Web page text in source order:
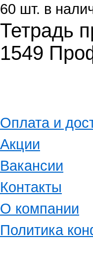
60 шт. в
Тетрадь
1549
Оплата и
Акции
Вакансии
Контакты
О компании
Политика